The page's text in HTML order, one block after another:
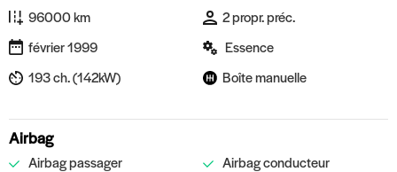
96000 km
2 propr. préc.
février 1999
Essence
193 ch. (142kW)
Boîte manuelle
Airbag
Airbag passager Airbag conducteur